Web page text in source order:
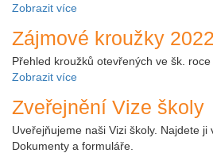
Zobrazit více
Zájmové kroužky
Přehled kroužků otevřených ve šk.
Zobrazit více
Zveřejnění Vize školy
Uveřejňujeme naši Vizi školy. Najdete ji
Dokumenty a formuláře.